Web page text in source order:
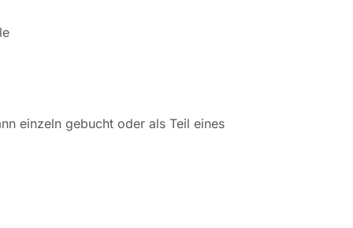
einzeln gebucht oder als Teil eines